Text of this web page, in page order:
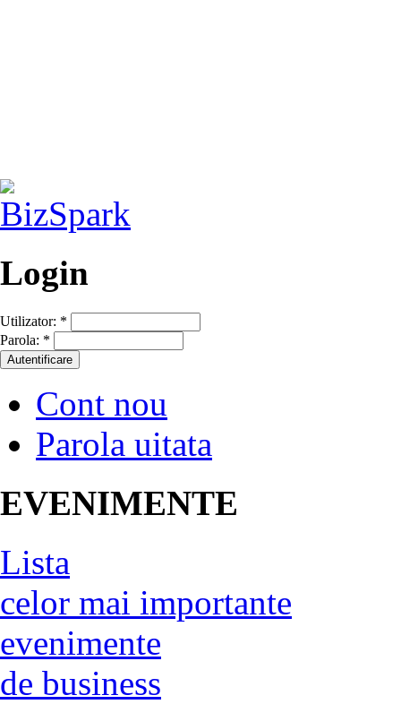
Login
Utilizator: *
Parola: *
Cont nou
Parola uitata
EVENIMENTE
Lista
celor mai importante
evenimente
de business